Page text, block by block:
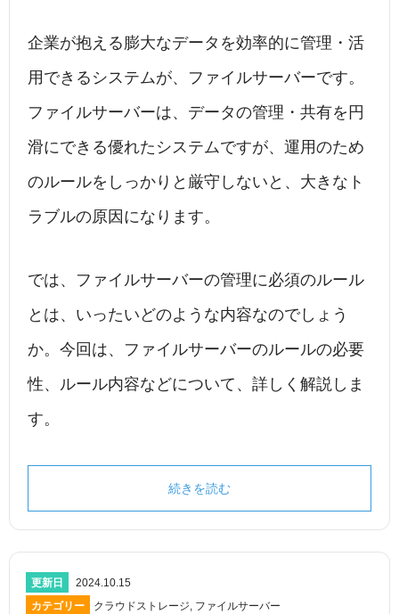
企業が抱える膨大なデータを効率的に管理・活
用できるシステムが、ファイルサーバーです。
ファイルサーバーは、データの管理・共有を円
滑にできる優れたシステムですが、運用のため
のルールをしっかりと厳守しないと、大きなト
ラブルの原因になります。
では、ファイルサーバーの管理に必須のルール
とは、いったいどのような内容なのでしょう
か。今回は、ファイルサーバーのルールの必要
性、ルール内容などについて、詳しく解説しま
す。
続きを読む
更新日
2024.10.15
カテゴリー
クラウドストレージ, ファイルサーバー